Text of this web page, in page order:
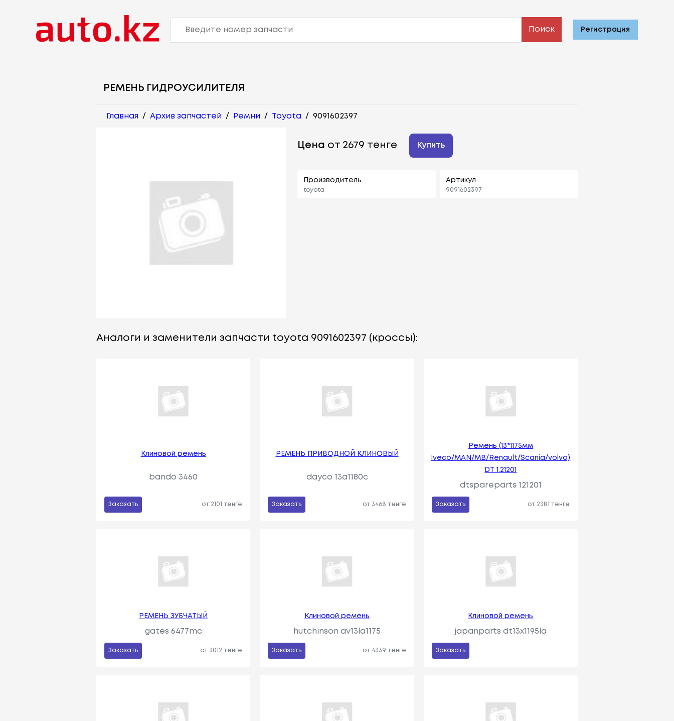
Поиск Регистрация
РЕМЕНЬ ГИДРОУСИЛИТЕЛЯ
Главная / Архив запчастей / Ремни / Toyota / 9091602397
Цена от 2679 тенге Купить
Производитель
toyota
Артикул
9091602397
Аналоги и заменители запчасти toyota 9091602397 (кроссы):
Клиновой ремень
bando 3460
Заказать от 2101 тенге
РЕМЕНЬ ПРИВОДНОЙ КЛИНОВЫЙ
dayco 13a1180c
Заказать от 3468 тенге
Ремень (13*1175мм
Iveco/MAN/MB/Renault/Scania/volvo)
DT 1.21201
dtspareparts 121201
Заказать от 2381 тенге
РЕМЕНЬ ЗУБЧАТЫЙ
gates 6477mc
Заказать от 3012 тенге
Клиновой ремень
hutchinson av13la1175
Заказать от 4339 тенге
Клиновой ремень
japanparts dt13x1195la
Заказать